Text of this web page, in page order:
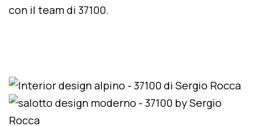
con il team di 37100.